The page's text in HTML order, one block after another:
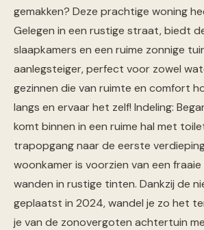
gemakken? Deze prachtige woning
Gelegen in een rustige straat, biedt
slaapkamers en een ruime zonnige
aanlegsteiger, perfect voor zowel
gezinnen die van ruimte en comfort
langs en ervaar het zelf! Indeling:
komt binnen in een ruime hal met
trapopgang naar de eerste
woonkamer is voorzien van een
wanden in rustige tinten. Dankzij de
geplaatst in 2024, wandel je zo het
je van de zonovergoten achtertuin